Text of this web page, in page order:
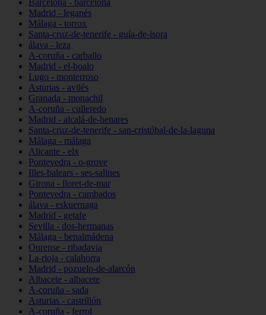
Barcelona - barcelona
Madrid - leganés
Málaga - torrox
Santa-cruz-de-tenerife - guía-de-isora
álava - leza
A-coruña - carballo
Madrid - el-boalo
Lugo - monterroso
Asturias - avilés
Granada - monachil
A-coruña - culleredo
Madrid - alcalá-de-henares
Santa-cruz-de-tenerife - san-cristóbal-de-la-laguna
Málaga - málaga
Alicante - elx
Pontevedra - o-grove
Illes-balears - ses-salines
Girona - lloret-de-mar
Pontevedra - cambados
álava - eskuernaga
Madrid - getafe
Sevilla - dos-hermanas
Málaga - benalmádena
Ourense - ribadavia
La-rioja - calahorra
Madrid - pozuelo-de-alarcón
Albacete - albacete
A-coruña - sada
Asturias - castrillón
A-coruña - ferrol